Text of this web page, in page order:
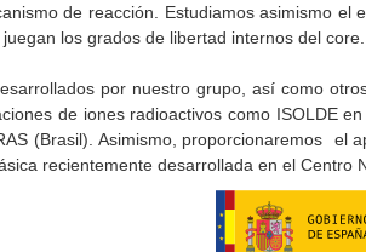
de reacción. Estudiamos asimismo
los grados de libertad internos delcore
por nuestro grupo, así como
de iones radioactivos como ISOLDE
(Brasil). Asimismo, proporcionaremos el
recientemente desarrollada en el Centro